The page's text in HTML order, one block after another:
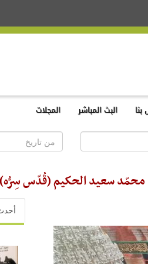
البث المباشر المجلات
محمّد سعيد الحكيم (قُدّس